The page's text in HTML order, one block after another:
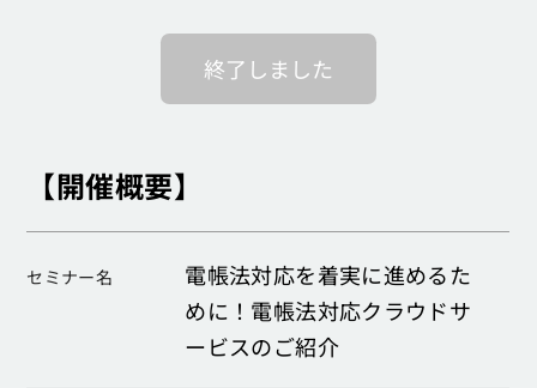
終了しました
【開催概要】
セミナー名
電帳法対応を着実に進めるた
めに！電帳法対応クラウドサ
ービスのご紹介